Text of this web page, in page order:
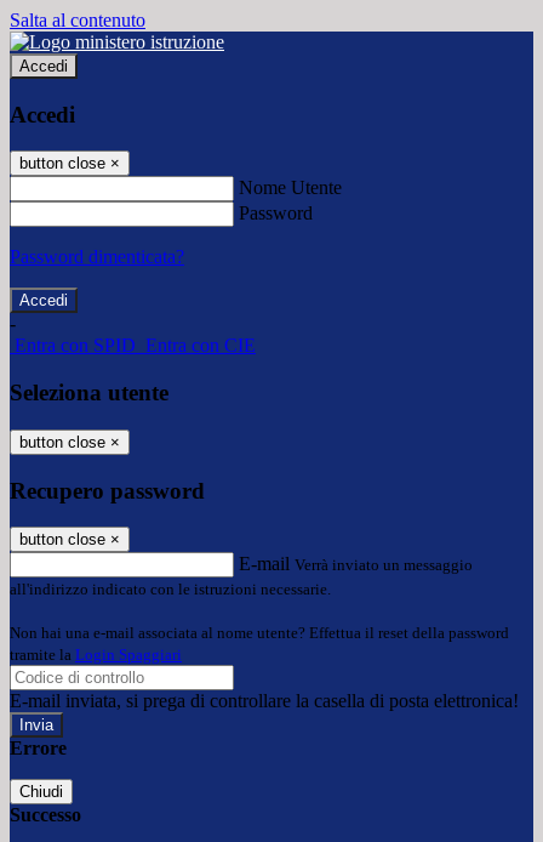
Salta al contenuto
Accedi
Accedi
button close ×
Nome Utente
Password
Password dimenticata?
-
Entra con SPID Entra con CIE
Seleziona utente
button close ×
Recupero password
button close ×
E-mail Verrà inviato un messaggio
all'indirizzo indicato con le istruzioni necessarie.
Non hai una e-mail associata al nome utente? Effettua il reset della password
tramite la Login Spaggiari
E-mail inviata, si prega di controllare la casella di posta elettronica!
Errore
Chiudi
Successo